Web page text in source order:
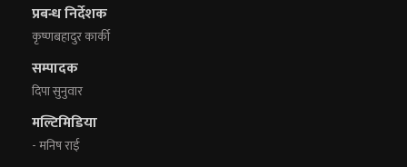
प्रबन्ध निर्देशक
कृष्णबहादुर कार्की
सम्पादक
दिपा सुनुवार
मल्टिमिडिया
- मनिष राई